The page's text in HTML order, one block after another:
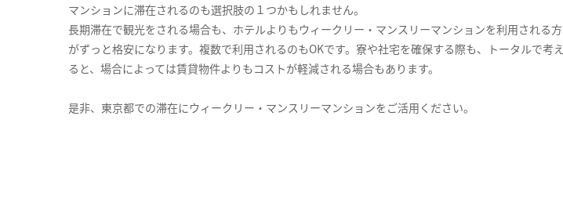
マンションに滞在されるのも選択肢の１つかもしれません。
長期滞在で観光をされる場合も、ホテルよりもウィークリー・マンスリーマンションを利用される方
がずっと格安になります。複数で利用されるのもOKです。寮や社宅を確保する際も、トータルで考え
ると、場合によっては賃貸物件よりもコストが軽減される場合もあります。
是非、東京都での滞在にウィークリー・マンスリーマンションをご活用ください。